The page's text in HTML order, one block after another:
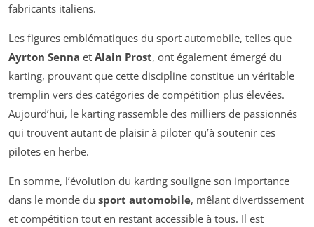
fabricants italiens.
Les figures emblématiques du sport automobile, telles que
Ayrton Senna et Alain Prost, ont également émergé du
karting, prouvant que cette discipline constitue un véritable
tremplin vers des catégories de compétition plus élevées.
Aujourd’hui, le karting rassemble des milliers de passionnés
qui trouvent autant de plaisir à piloter qu’à soutenir ces
pilotes en herbe.
En somme, l’évolution du karting souligne son importance
dans le monde du sport automobile, mêlant divertissement
et compétition tout en restant accessible à tous. Il est